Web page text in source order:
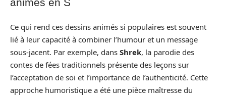
Ce qui rend ces dessins animés si populaires est souvent
lié à leur capacité à combiner l’humour et un message
sous-jacent. Par exemple, dans Shrek, la parodie des
contes de fées traditionnels présente des leçons sur
l’acceptation de soi et l’importance de l’authenticité. Cette
approche humoristique a été une pièce maîtresse du